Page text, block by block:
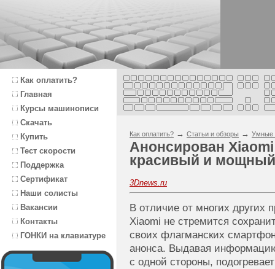
Как оплатить?
Главная
Курсы машинописи
Скачать
Купить
Тест скорости
Поддержка
Сертификат
Наши солисты
Вакансии
Контакты
ГОНКИ на клавиатуре
Как оплатить? → Статьи и обзоры → Умные
Анонсирован
красивый и
3Dnews.ru
В отличие от многих других
Xiaomi не стремится
своих флагманских
анонса. Выдавая
с одной стороны,